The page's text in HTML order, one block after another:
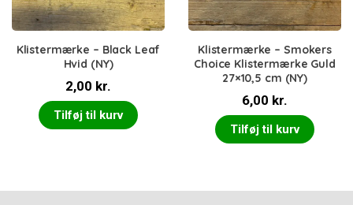
Klistermærke – Black Leaf
Hvid (NY)
2,00 kr.
Tilføj til kurv
Klistermærke – Smokers
Choice Klistermærke Guld
27×10,5 cm (NY)
6,00 kr.
Tilføj til kurv